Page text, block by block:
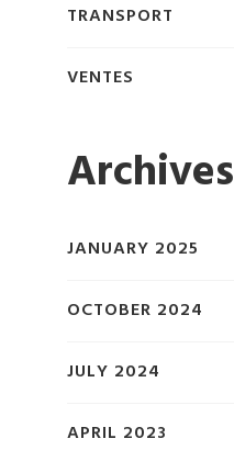
TRANSPORT
VENTES
Archives
JANUARY 2025
OCTOBER 2024
JULY 2024
APRIL 2023